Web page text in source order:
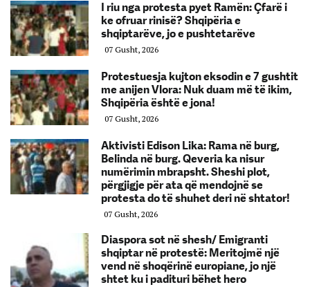
I riu nga protesta pyet Ramën: Çfarë i
ke ofruar rinisë? Shqipëria e
shqiptarëve, jo e pushtetarëve
07 Gusht, 2026
Protestuesja kujton eksodin e 7 gushtit
me anijen Vlora: Nuk duam më të ikim,
Shqipëria është e jona!
07 Gusht, 2026
Aktivisti Edison Lika: Rama në burg,
Belinda në burg. Qeveria ka nisur
numërimin mbrapsht. Sheshi plot,
përgjigje për ata që mendojnë se
protesta do të shuhet deri në shtator!
07 Gusht, 2026
Diaspora sot në shesh/ Emigranti
shqiptar në protestë: Meritojmë një
vend në shoqërinë europiane, jo një
shtet ku i padituri bëhet hero